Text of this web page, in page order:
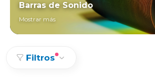
Barras de Sonido
Mostrar más
Filtros